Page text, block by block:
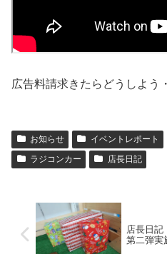
広告料請求きたらどうしよう
お知らせ イベントレポート
ラジコンカー
店長日記
店長日記
第二弾実